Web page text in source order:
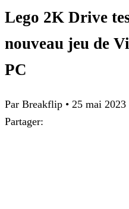
Lego 2K Drive
nouveau jeu de
PC
Par Breakflip • 25 mai 2023
Partager: